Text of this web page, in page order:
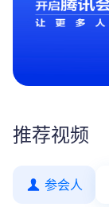
推荐视频
参会人